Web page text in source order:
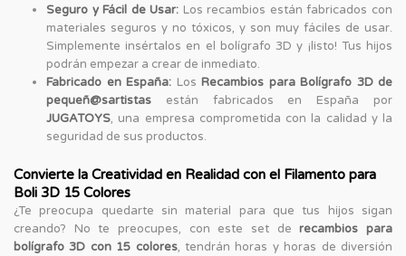
Seguro y Fácil de Usar: Los recambios están fabricados con
materiales seguros y no tóxicos, y son muy fáciles de usar.
Simplemente insértalos en el bolígrafo 3D y ¡listo! Tus hijos
podrán empezar a crear de inmediato.
Fabricado en España: Los Recambios para Bolígrafo 3D de
pequeñ@sartistas están fabricados en España por
JUGATOYS, una empresa comprometida con la calidad y la
seguridad de sus productos.
Convierte la Creatividad en Realidad con el Filamento para
Boli 3D 15 Colores
¿Te preocupa quedarte sin material para que tus hijos sigan
creando? No te preocupes, con este set derecambios para
bolígrafo 3D con 15 colores, tendrán horas y horas de diversión